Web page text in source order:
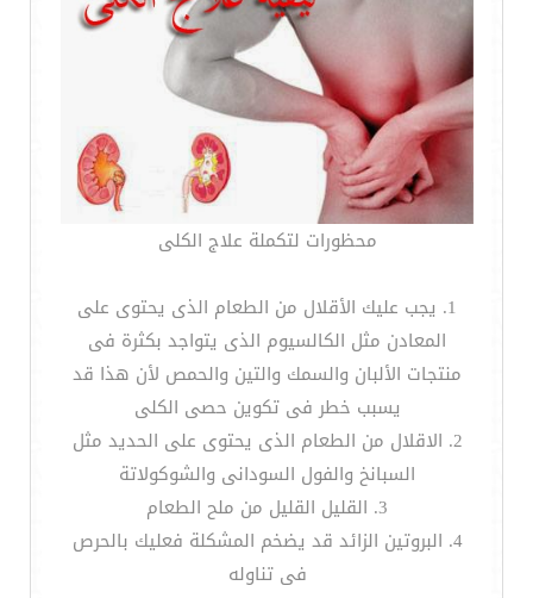
محظورات لتكملة علاج الكلى
1. يجب عليك الأقلال من الطعام الذى يحتوى على
المعادن مثل الكالسيوم الذى يتواجد بكثرة فى
منتجات الألبان والسمك والتين والحمص لأن هذا قد
يسبب خطر فى تكوين حصى الكلى
2. الاقلال من الطعام الذى يحتوى على الحديد مثل
السبانخ والفول السودانى والشوكولاتة
3. القليل القليل من ملح الطعام
4. البروتين الزائد قد يضخم المشكلة فعليك بالحرص
فى تناوله